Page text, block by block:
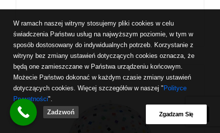
W ramach naszej witryny stosujemy pliki cookies w celu
świadczenia Państwu usług na najwyższym poziomie, w tym w
sposób dostosowany do indywidualnych potrzeb. Korzystanie z
witryny bez zmiany ustawień dotyczących cookies oznacza, że
będą one zamieszczane w Państwa urządzeniu końcowym.
Możecie Państwo dokonać w każdym czasie zmiany ustawień
dotyczących cookies. Więcej szczegółów w naszej " Polityce
Prywatności".
Zgadzam Się
Zadzwoń